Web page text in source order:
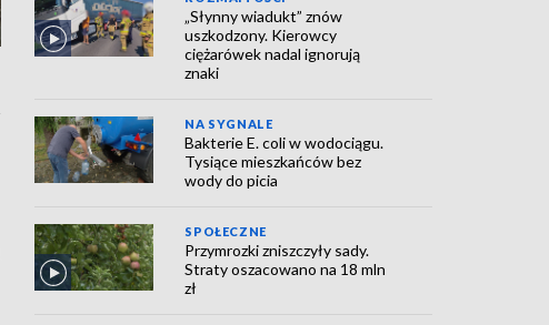
„Słynny wiadukt” znów
uszkodzony. Kierowcy
ciężarówek nadal ignorują
znaki
NA SYGNALE
Bakterie E. coli w wodociągu.
Tysiące mieszkańców bez
wody do picia
SPOŁECZNE
Przymrozki zniszczyły sady.
Straty oszacowano na 18 mln
zł